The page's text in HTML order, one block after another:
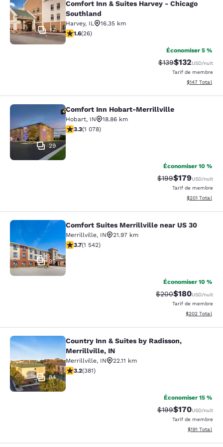
17
Comfort Inn & Suites Harvey - Chicago
Southland
Harvey, IL
16.35 km
1.65 étoiles. Moyen. 26 commentaires
1.6(26)
Économiser 5 %
Tarif barré :
$139Tarif réduit :
$132USD/nuit
Tarif de membre
Afficher les
$147 Total
Comfort Inn Hobart-Merrillville
29
Comfort Inn Hobart-Merrillville
Hobart, IN
18.86 km
3.28 étoiles. Bien. 1078 commentaires
3.3(1 078)
Économiser 10 %
Tarif barré :
$199Tarif réduit :
$179USD/nuit
Tarif de membre
Afficher les
$201 Total
Comfort Suites Merrillville near US
35
Comfort Suites Merrillville near US 30
Merrillville, IN
21.97 km
3.7 étoiles. Bien. 1542 commentaires
3.7(1 542)
Économiser 10 %
Tarif barré :
$200Tarif réduit :
$180USD/nuit
Tarif de membre
Afficher les
$202 Total
Country Inn & Suites by Radisson,
84
Country Inn & Suites by Radisson,
Merrillville, IN
Merrillville, IN
22.11 km
3.18 étoiles. Bien. 381 commentaires
3.2(381)
Économiser 15 %
Tarif barré :
$199Tarif réduit :
$170USD/nuit
Tarif de membre
Afficher les
$191 Total